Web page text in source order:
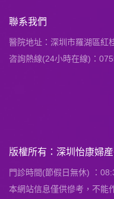
聯系我們
醫院地址：深圳市羅湖區紅
咨詢熱線(24小時在線)：
版權所有：深圳怡康婦
門診時間(節假日無休) ：
本網站信息僅供慘考，不能